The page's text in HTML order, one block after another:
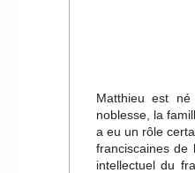
Matthieu est
noblesse, la
a eu un rôle
franciscaines de
intellectuel du